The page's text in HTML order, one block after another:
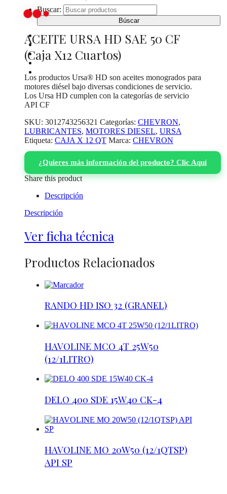
Buscar:
INICIO
CATÁLOGO DE PRODUCTOS
¿DONDE COMPRAR?
SOBRE NOSOTROS
ACEITE URSA HD SAE 50 CF
(Caja X12 Cuartos)
Los productos Ursa® HD son aceites monogrados para
motores diésel bajo diversas condiciones de servicio.
Los Ursa HD cumplen con la categorías de servicio
API CF
SKU: 3012743256321 Categorías: CHEVRON,
LUBRICANTES, MOTORES DIESEL, URSA
Etiqueta: CAJA X 12 QT Marca: CHEVRON
¿Quieres más información del producto? Clic Aquí
Share this product
Descripción
Descripción
Ver ficha técnica
Productos Relacionados
RANDO HD ISO 32 (GRANEL)
HAVOLINE MCO 4T 25W50
(12/1LITRO)
DELO 400 SDE 15W40 CK-4
HAVOLINE MO 20W50 (12/1QTSP)
API SP